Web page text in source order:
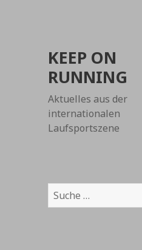
KEEP ON
RUNNING
Aktuelles aus der
internationalen
Laufsportszene
Suche
nach: